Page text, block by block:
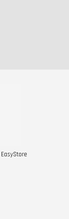
EasyStore